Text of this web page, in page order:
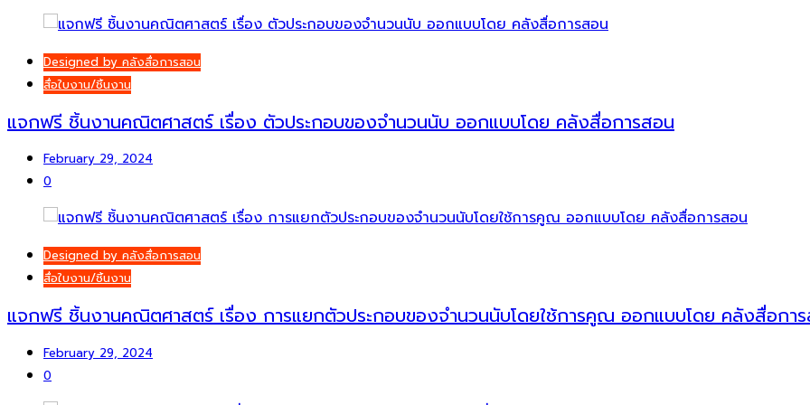
Designed by คลังสื่อการสอน
สื่อใบงาน/ชิ้นงาน
แจกฟรี ชิ้นงานคณิตศาสตร์ เรื่อง ตัวประกอบของจำนวนนับ ออกแบบโดย คลังสื่อการสอน
February 29, 2024
0
Designed by คลังสื่อการสอน
สื่อใบงาน/ชิ้นงาน
แจกฟรี ชิ้นงานคณิตศาสตร์ เรื่อง การแยกตัวประกอบของจำนวนนับโดยใช้การคูณ ออกแบบโดย คลังสื่อกา
February 29, 2024
0